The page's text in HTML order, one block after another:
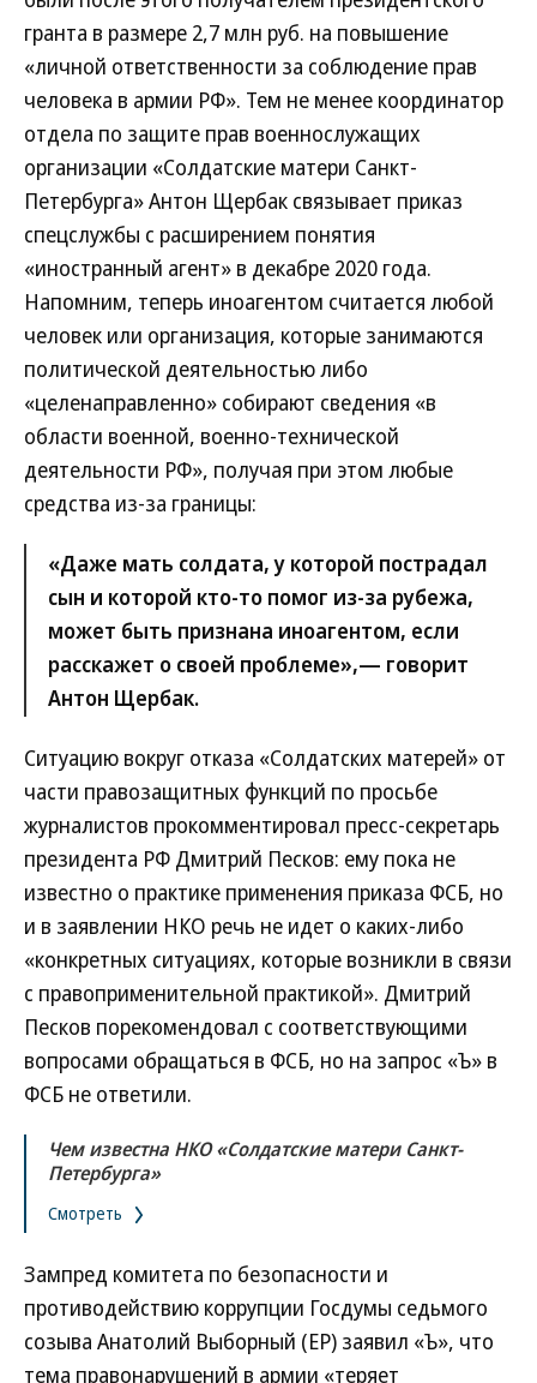
гранта в размере 2,7 млн руб. на повышение
«личной ответственности за соблюдение прав
человека в армии РФ». Тем не менее координатор
отдела по защите прав военнослужащих
организации «Солдатские матери Санкт-
Петербурга» Антон Щербак связывает приказ
спецслужбы с расширением понятия
«иностранный агент» в декабре 2020 года.
Напомним, теперь иноагентом считается любой
человек или организация, которые занимаются
политической деятельностью либо
«целенаправленно» собирают сведения «в
области военной, военно-технической
деятельности РФ», получая при этом любые
средства из-за границы:
«Даже мать солдата, у которой пострадал
сын и которой кто-то помог из-за рубежа,
может быть признана иноагентом, если
расскажет о своей проблеме»,— говорит
Антон Щербак.
Ситуацию вокруг отказа «Солдатских матерей» от
части правозащитных функций по просьбе
журналистов прокомментировал пресс-секретарь
президента РФ Дмитрий Песков: ему пока не
известно о практике применения приказа ФСБ, но
и в заявлении НКО речь не идет о каких-либо
«конкретных ситуациях, которые возникли в связи
с правоприменительной практикой». Дмитрий
Песков порекомендовал с соответствующими
вопросами обращаться в ФСБ, но на запрос «Ъ» в
ФСБ не ответили.
Чем известна НКО «Солдатские матери Санкт-
Петербурга»
Смотреть
Зампред комитета по безопасности и
противодействию коррупции Госдумы седьмого
созыва Анатолий Выборный (ЕР) заявил «Ъ», что
тема правонарушений в армии «теряет